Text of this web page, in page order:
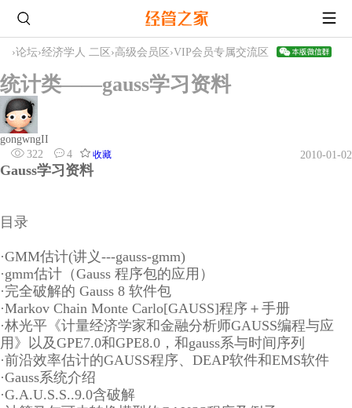
›论坛›经济学人 二区 ›高级会员区 ›VIP会员专属交流区
统计类——gauss学习资料
gongwngII
322
4 收藏 2010-01-02
Gauss学习资料
目录
·GMM估计(讲义---gauss-gmm)
·gmm估计（Gauss 程序包的应用）
·完全破解的 Gauss 8 软件包
·Markov Chain Monte Carlo[GAUSS]程序＋手册
·林光平《计量经济学家和金融分析师GAUSS编程与应
用》以及GPE7.0和GPE8.0，和gauss系与时间序列
·前沿效率估计的GAUSS程序、DEAP软件和EMS软件
·Gauss系统介绍
·G.A.U.S.S..9.0含破解